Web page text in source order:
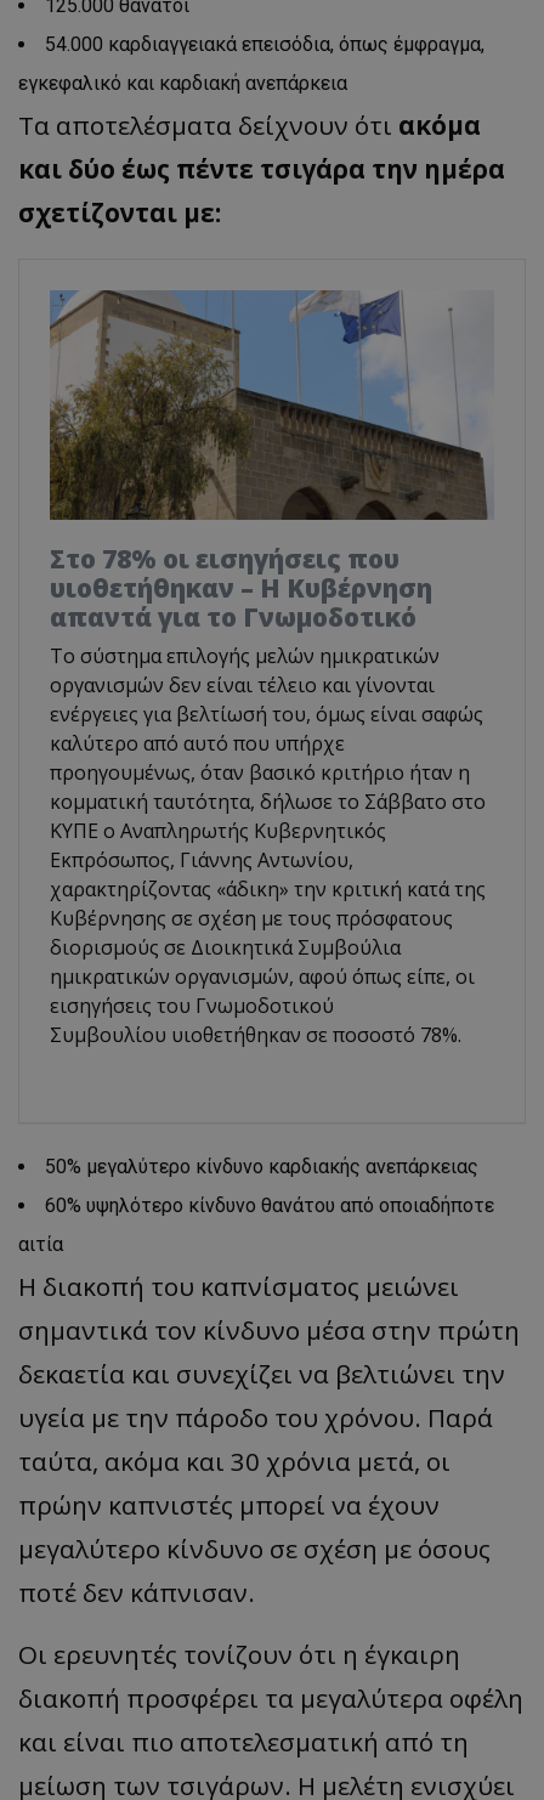
125.000 θάνατοι
54.000 καρδιαγγειακά επεισόδια, όπως έμφραγμα,
εγκεφαλικό και καρδιακή ανεπάρκεια
Τα αποτελέσματα δείχνουν ότι ακόμα
και δύο έως πέντε τσιγάρα την ημέρα
σχετίζονται με:
Στο 78% οι εισηγήσεις που
υιοθετήθηκαν – Η Κυβέρνηση
απαντά για το Γνωμοδοτικό
Το σύστημα επιλογής μελών ημικρατικών
οργανισμών δεν είναι τέλειο και γίνονται
ενέργειες για βελτίωσή του, όμως είναι σαφώς
καλύτερο από αυτό που υπήρχε
προηγουμένως, όταν βασικό κριτήριο ήταν η
κομματική ταυτότητα, δήλωσε το Σάββατο στο
ΚΥΠΕ ο Αναπληρωτής Κυβερνητικός
Εκπρόσωπος, Γιάννης Αντωνίου,
χαρακτηρίζοντας «άδικη» την κριτική κατά της
Κυβέρνησης σε σχέση με τους πρόσφατους
διορισμούς σε Διοικητικά Συμβούλια
ημικρατικών οργανισμών, αφού όπως είπε, οι
εισηγήσεις του Γνωμοδοτικού
Συμβουλίου υιοθετήθηκαν σε ποσοστό 78%.
50% μεγαλύτερο κίνδυνο καρδιακής ανεπάρκειας
60% υψηλότερο κίνδυνο θανάτου από οποιαδήποτε
αιτία
Η διακοπή του καπνίσματος μειώνει
σημαντικά τον κίνδυνο μέσα στην πρώτη
δεκαετία και συνεχίζει να βελτιώνει την
υγεία με την πάροδο του χρόνου. Παρά
ταύτα, ακόμα και 30 χρόνια μετά, οι
πρώην καπνιστές μπορεί να έχουν
μεγαλύτερο κίνδυνο σε σχέση με όσους
ποτέ δεν κάπνισαν.
Οι ερευνητές τονίζουν ότι η έγκαιρη
διακοπή προσφέρει τα μεγαλύτερα οφέλη
και είναι πιο αποτελεσματική από τη
μείωση των τσιγάρων. Η μελέτη ενισχύει